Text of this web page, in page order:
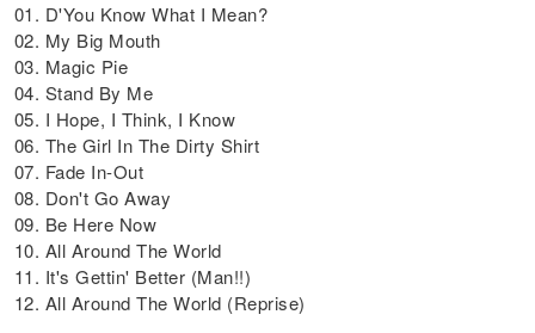
01. D'You Know What I Mean?
02. My Big Mouth
03. Magic Pie
04. Stand By Me
05. I Hope, I Think, I Know
06. The Girl In The Dirty Shirt
07. Fade In-Out
08. Don't Go Away
09. Be Here Now
10. All Around The World
11. It's Gettin' Better (Man!!)
12. All Around The World (Reprise)